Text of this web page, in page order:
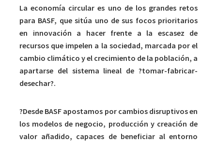
La economía circular es uno de los grandes retos
para BASF, que sitúa uno de sus focos prioritarios
en innovación a hacer frente a la escasez de
recursos que impelen a la sociedad, marcada por el
cambio climático y el crecimiento de la población, a
apartarse del sistema lineal de ?tomar-fabricar-
desechar?.
?Desde BASF apostamos por cambios disruptivos en
los modelos de negocio, producción y creación de
valor añadido, capaces de beneficiar al entorno